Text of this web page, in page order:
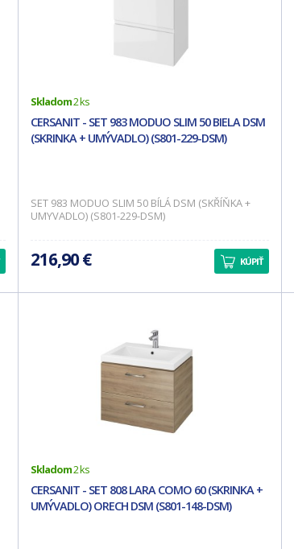
Skladom2 ks
CERSANIT - SET 983 MODUO SLIM 50 BIELA DSM
(SKRINKA + UMÝVADLO) (S801-229-DSM)
SET 983 MODUO SLIM 50 BÍLÁ DSM (SKŘÍŇKA +
UMYVADLO) (S801-229-DSM)
216,90 € KÚPIŤ
Skladom2 ks
CERSANIT - SET 808 LARA COMO 60 (SKRINKA +
UMÝVADLO) ORECH DSM (S801-148-DSM)